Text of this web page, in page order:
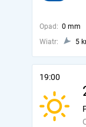
Opad: 0 mm
Wiatr:
5
19:00